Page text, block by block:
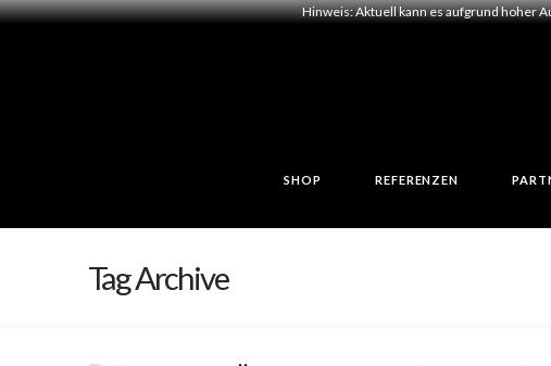
Hinweis: Aktuell kann es aufgrund hoher
SHOP REFERENZEN
Tag Archive